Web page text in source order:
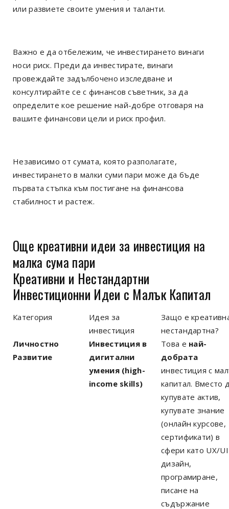
или развиете своите умения и таланти.
Важно е да отбележим, че инвестирането винаги
носи риск. Преди да инвестирате, винаги
провеждайте задълбочено изследване и
консултирайте се с финансов съветник, за да
определите кое решение най-добре отговаря на
вашите финансови цели и риск профил.
Независимо от сумата, която разполагате,
инвестирането в малки суми пари може да бъде
първата стъпка към постигане на финансова
стабилност и растеж.
Още креативни идеи за инвестиция на
малка сума пари
Креативни и Нестандартни
Инвестиционни Идеи с Малък Капитал
Категория
Идея за
инвестиция
Защо е
нестандартна?
Личностно
Развитие
Инвестиция в
дигитални
умения (high-
income skills)
Това е най-
добрата
инвестиция с
капитал. Вместо
купувате актив,
купувате знание
(онлайн курсове,
сертификати) в
сфери като UX/UI
дизайн,
програмиране,
писане на
съдържание